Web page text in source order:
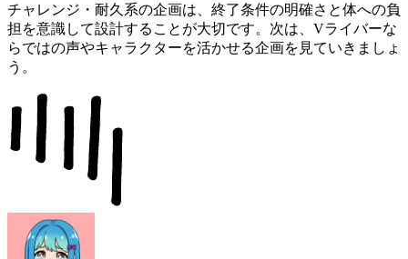
チャレンジ・耐久系の企画は、終了条件の明確さと体への負
担を意識して設計することが大切です。次は、Vライバーな
らではの声やキャラクターを活かせる企画を見ていきましょ
う。